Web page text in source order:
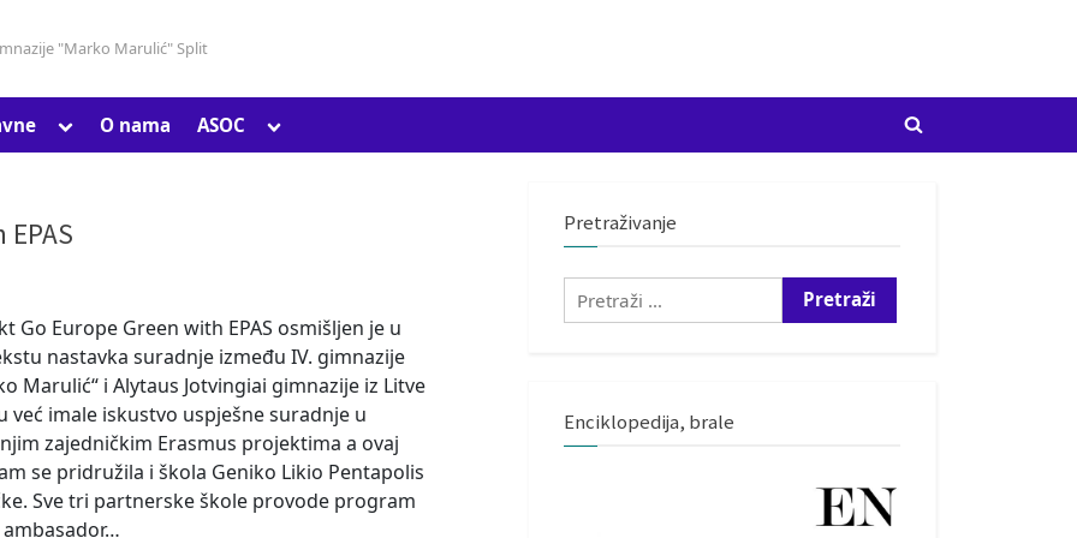
"Marko Marulić" Split
Toggle
menu
Toggle
sub-
O nama ASOC
Toggle
sub-
Toggle
Go Europe Green with EPAS osmišljen je u
nastavka suradnje između IV. gimnazije
Marulić“ i Alytaus Jotvingiai gimnazije iz Litve
već imale iskustvo uspješne suradnje u
zajedničkim Erasmus projektima a ovaj
se pridružila i škola Geniko Likio Pentapolis
Sve tri partnerske škole provode program
ambasador…
Pretraživanje
Pretraži:
Enciklopedija, brale